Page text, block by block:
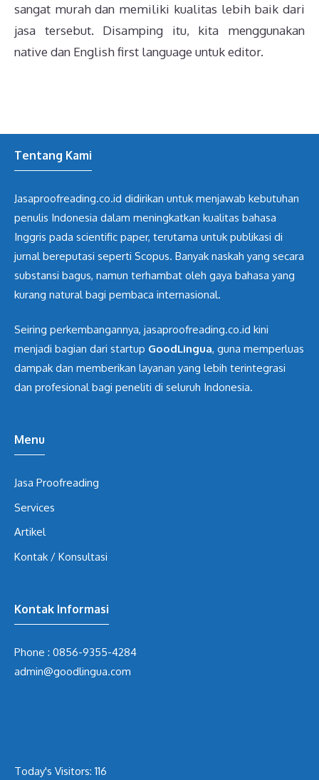
sangat murah dan memiliki kualitas lebih baik dari
jasa tersebut. Disamping itu, kita menggunakan
native dan English first language untuk editor.
Tentang Kami
Jasaproofreading.co.id didirikan untuk menjawab kebutuhan
penulis Indonesia dalam meningkatkan kualitas bahasa
Inggris pada scientific paper, terutama untuk publikasi di
jurnal bereputasi seperti Scopus. Banyak naskah yang secara
substansi bagus, namun terhambat oleh gaya bahasa yang
kurang natural bagi pembaca internasional.
Seiring perkembangannya, jasaproofreading.co.id kini
menjadi bagian dari startup GoodLingua, guna memperluas
dampak dan memberikan layanan yang lebih terintegrasi
dan profesional bagi peneliti di seluruh Indonesia.
Menu
Jasa Proofreading
Services
Artikel
Kontak / Konsultasi
Kontak Informasi
Phone : 0856-9355-4284
admin@goodlingua.com
Today's Visitors: 116